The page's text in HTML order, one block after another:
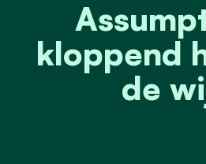
kloppend
de